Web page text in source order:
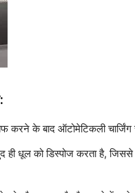
करने के बाद ऑटोमेटिकली
ही धूल को डिस्पोज करता है,